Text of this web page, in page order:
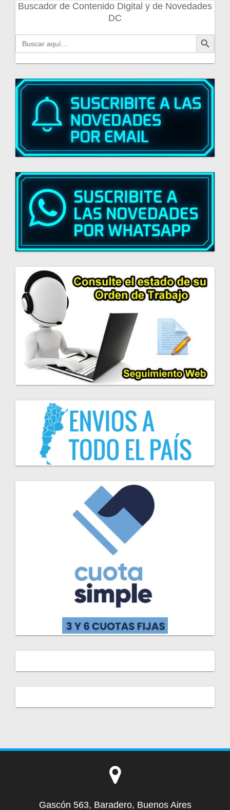
Buscador de Contenido Digital y de Novedades
DC
Buscar: Botón de búsqueda
Gascón 563, Baradero, Buenos Aires